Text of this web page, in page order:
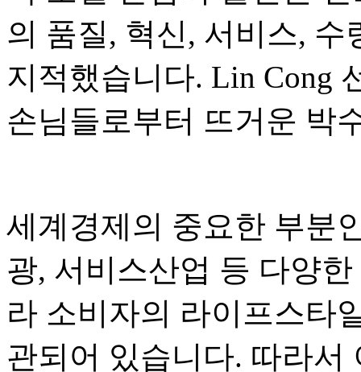
의 품질, 혁신, 서비스,
지적했습니다. Lin Cong
손님들로부터 뜨거운 박
세계경제의 중요한 부분
광, 서비스산업 등 다양
라 소비자의 라이프스타
관되어 있습니다. 따라서